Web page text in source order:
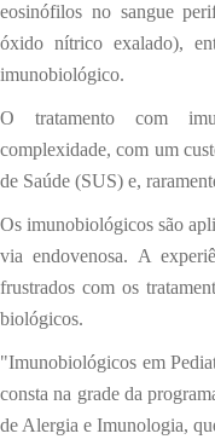
eosinófilos no sangue
óxido nítrico exalado),
imunobiológico.
O tratamento com
complexidade, com um
de Saúde (SUS) e,
Os imunobiológicos são
via endovenosa. A
frustrados com os
biológicos.
"Imunobiológicos em
consta na grade da
de Alergia e Imunologia,